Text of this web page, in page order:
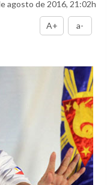
agosto de 2016, 21:02h
A+ a-